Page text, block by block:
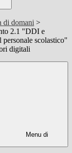
di domani >
2.1 "DDI e
scolastico"
digitali
Menu di